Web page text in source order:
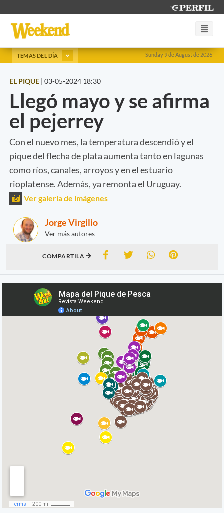
Sunday 9 de August de 2026
TEMAS DEL DÍA
EL PIQUE | 03-05-2024 18:30
Llegó mayo y se afirma
el pejerrey
Con el nuevo mes, la temperatura descendió y el
pique del flecha de plata aumenta tanto en lagunas
como ríos, canales, arroyos y en el estuario
rioplatense. Además, ya remonta el Uruguay.
Ver galería de imágenes
Jorge Virgilio
Ver más autores
COMPARTILA